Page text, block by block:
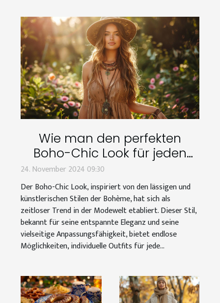
Wie man den perfekten
Boho-Chic Look für jeden
Anlass stylt
24. November 2024 09:30
Der Boho-Chic Look, inspiriert von den lässigen und
künstlerischen Stilen der Bohème, hat sich als
zeitloser Trend in der Modewelt etabliert. Dieser Stil,
bekannt für seine entspannte Eleganz und seine
vielseitige Anpassungsfähigkeit, bietet endlose
Möglichkeiten, individuelle Outfits für jede...